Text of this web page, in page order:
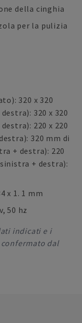
della cinghia
per la pulizia
320 x 320
320 x 320
220 x 220
320 mm di
+ destra): 220
+ destra):
x 1. 1 mm
50 hz
indicati e i
dal